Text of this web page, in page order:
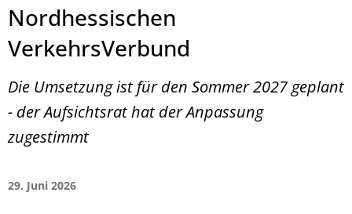
Nordhessischen
VerkehrsVerbund
Die Umsetzung ist für den Sommer 2027 geplant
- der Aufsichtsrat hat der Anpassung
zugestimmt
29. Juni 2026